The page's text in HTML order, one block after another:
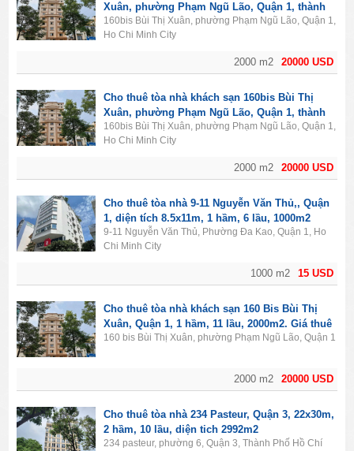
20000 USD
2000 m2
Xuân, phường Phạm Ngũ Lão, Quận 1, thành
phố Hồ Chí Minh. Diện tích 2000m2, 1 hầm, 11
lầu, 50PN.
160bis Bùi Thị Xuân, phường Phạm Ngũ Lão, Quận 1,
Ho Chi Minh City
20000 USD
2000 m2
Cho thuê tòa nhà khách sạn 160bis Bùi Thị
Xuân, phường Phạm Ngũ Lão, Quận 1, thành
phố Hồ Chí Minh. Diện tích 2000m2, 1 hầm, 11
lầu, 50PN.
160bis Bùi Thị Xuân, phường Phạm Ngũ Lão, Quận 1,
Ho Chi Minh City
15 USD
1000 m2
Cho thuê tòa nhà 9-11 Nguyễn Văn Thủ,, Quận
1, diện tích 8.5x11m, 1 hầm, 6 lầu, 1000m2
9-11 Nguyễn Văn Thủ, Phường Đa Kao, Quận 1, Ho
Chi Minh City
20000 USD
2000 m2
Cho thuê tòa nhà khách sạn 160 Bis Bùi Thị
Xuân, Quận 1, 1 hầm, 11 lầu, 2000m2. Giá thuê
20.000$/tháng.
160 bis Bùi Thị Xuân, phường Phạm Ngũ Lão, Quận 1
Cho thuê tòa nhà 234 Pasteur, Quận 3, 22x30m,
2 hầm, 10 lầu, diện tich 2992m2
234 pasteur, phường 6, Quận 3, Thành Phố Hồ Chí